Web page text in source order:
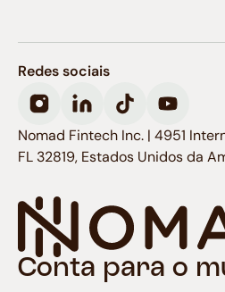
Conta para o
Redes sociais
Nomad Fintech Inc. | 4951
FL 32819, Estados Unidos da